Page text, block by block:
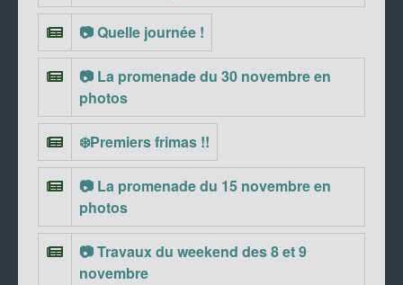
📷 Quelle journée !
📷 La promenade du 30 novembre en
photos
❄️Premiers frimas !!
📷 La promenade du 15 novembre en
photos
📷 Travaux du weekend des 8 et 9
novembre